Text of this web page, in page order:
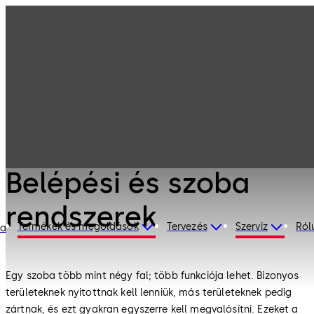
Termékek és megoldások Tervezés Szerviz
Belépési és szoba
rendszerek
Egy szoba több mint négy fal; több funkciója lehet. Bizonyos
területeknek nyitottnak kell lenniük, más területeknek pedig
zártnak, és ezt gyakran egyszerre kell megvalósítni. Ezeket a